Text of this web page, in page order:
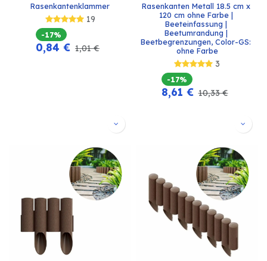
Rasenkantenklammer
19
-17%
0,84 € 1,01€
Rasenkanten Metall 18.5 cm x
120 cm ohne Farbe |
Beeteinfassung |
Beetumrandung |
Beetbegrenzungen, Color-GS:
ohne Farbe
3
-17%
8,61 € 10,33€